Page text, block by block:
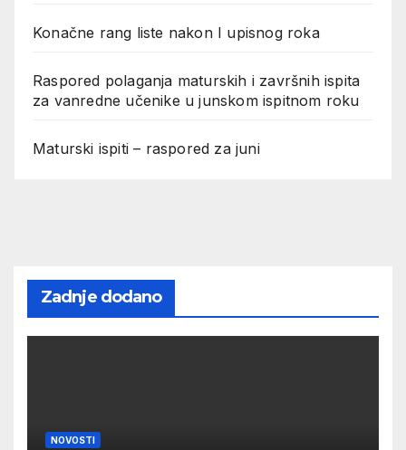
Konačne rang liste nakon I upisnog roka
Raspored polaganja maturskih i završnih ispita
za vanredne učenike u junskom ispitnom roku
Maturski ispiti – raspored za juni
Zadnje dodano
NOVOSTI